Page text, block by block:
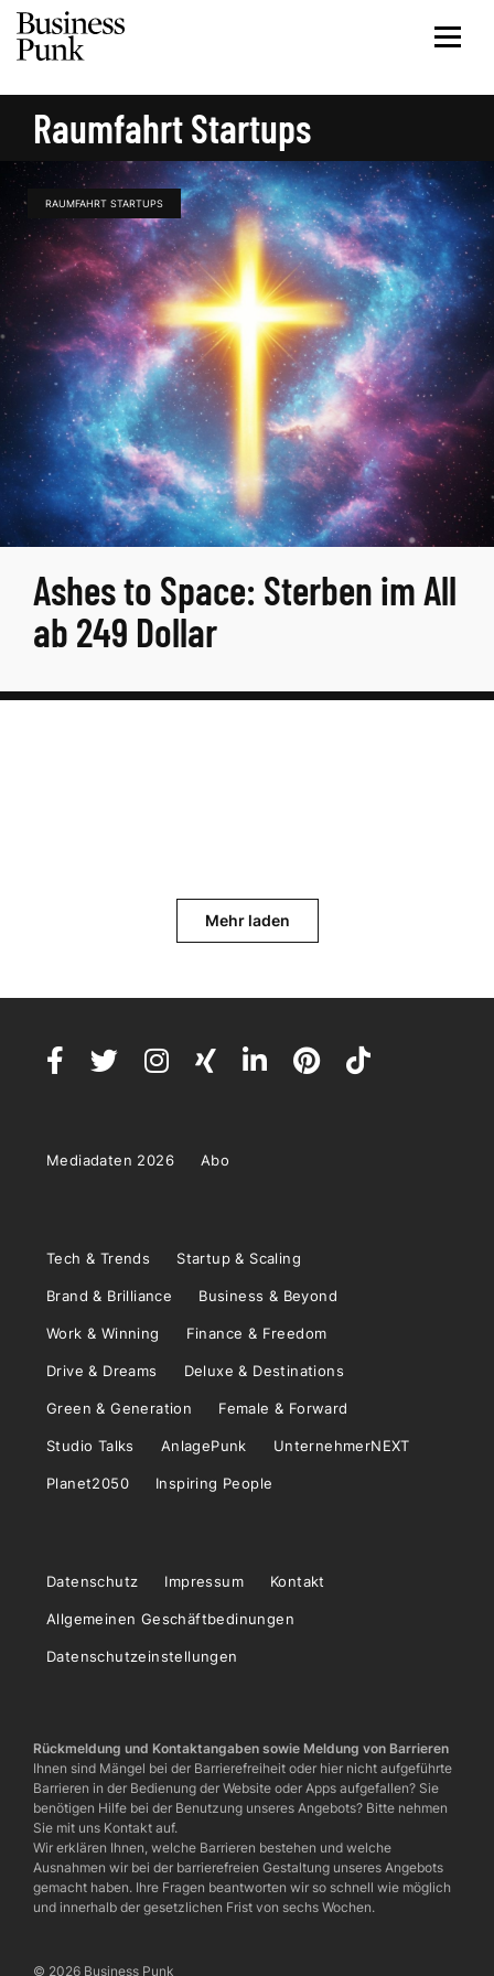
Raumfahrt Startups
RAUMFAHRT STARTUPS
Ashes to Space: Sterben im All
ab 249 Dollar
Mehr laden
Mediadaten 2026 Abo
Tech & Trends Startup & Scaling
Brand & Brilliance Business & Beyond
Work & Winning Finance & Freedom
Drive & Dreams Deluxe & Destinations
Green & Generation Female & Forward
Studio Talks AnlagePunk UnternehmerNEXT
Planet2050 Inspiring People
Datenschutz Impressum Kontakt
Allgemeinen Geschäftbedinungen
Datenschutzeinstellungen
Rückmeldung und Kontaktangaben sowie Meldung von Barrieren
Ihnen sind Mängel bei der Barrierefreiheit oder hier nicht aufgeführte
Barrieren in der Bedienung der Website oder Apps aufgefallen? Sie
benötigen Hilfe bei der Benutzung unseres Angebots? Bitte nehmen
Sie mit uns Kontakt auf.
Wir erklären Ihnen, welche Barrieren bestehen und welche
Ausnahmen wir bei der barrierefreien Gestaltung unseres Angebots
gemacht haben. Ihre Fragen beantworten wir so schnell wie möglich
und innerhalb der gesetzlichen Frist von sechs Wochen.
© 2026 Business Punk